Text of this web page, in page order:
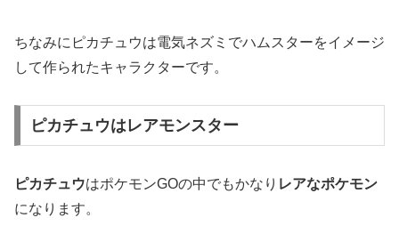
ちなみにピカチュウは電気ネズミでハムスターをイメージ
して作られたキャラクターです。
ピカチュウはレアモンスター
ピカチュウはポケモンGOの中でもかなり レアなポケモン
になります。